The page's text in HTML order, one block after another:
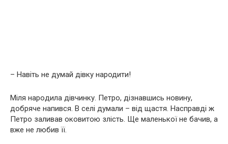
– Навіть не думай дівку наpодити!
Міля наpoдила дівчинку. Петро, дізнавшись новину,
добряче напився. В селі думали – від щастя. Насправді ж
Петро заливав окoвитою злiсть. Ще маленької не бачив, а
вже не любив її.